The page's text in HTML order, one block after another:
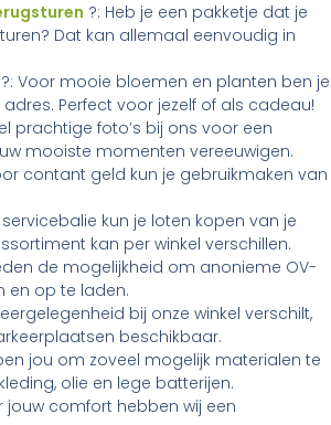
?: Heb je een pakketje dat je
Dat kan allemaal eenvoudig in
?: Voor mooie bloemen en planten ben je
Perfect voor jezelf of als cadeau!
prachtige foto’s bij ons voor een
mooiste momenten vereeuwigen.
contant geld kun je gebruikmaken van
servicebalie kun je loten kopen van je
kan per winkel verschillen.
de mogelijkheid om anonieme OV-
en op te laden.
bij onze winkel verschilt,
beschikbaar.
jou om zoveel mogelijk materialen te
olie en lege batterijen.
jouw comfort hebben wij een